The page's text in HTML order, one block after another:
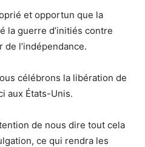
et opportun que la
la guerre d’initiés contre
de l’indépendance.
célébrons la libération de
aux États-Unis.
de nous dire tout cela
ce qui rendra les